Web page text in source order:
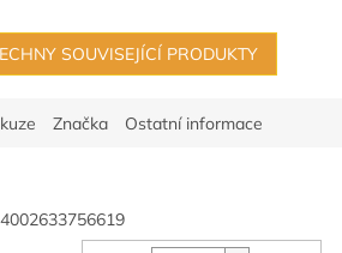
SOUVISEJÍCÍ PRODUKTY
Značka Ostatní informace
4002633756619